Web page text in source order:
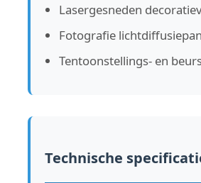
Lasergesneden
Fotografie
Tentoonstellings- en
Technische